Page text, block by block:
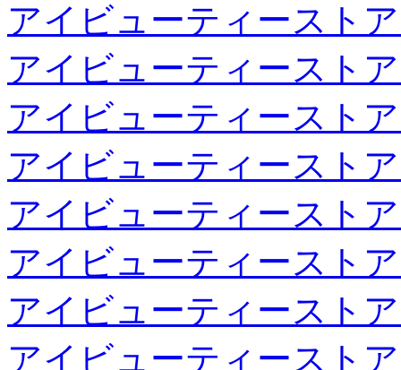
アイビューティースト
アイビューティースト
アイビューティースト
アイビューティースト
アイビューティースト
アイビューティースト
アイビューティースト
アイビューティースト